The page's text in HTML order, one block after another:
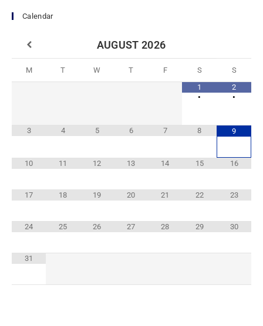
Calendar
AUGUST 2026
M T W T F S
S
1
•
2
•
3 4 5 6 7 8 9
10 11 12 13 14 15 16
17 18 19 20 21 22 23
24 25 26 27 28 29 30
31